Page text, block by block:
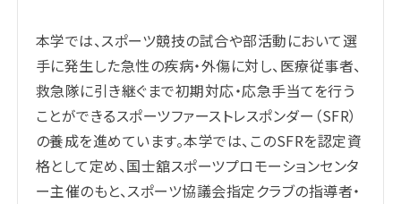
本学では、スポーツ競技の試合や部活動において選
手に発生した急性の疾病・外傷に対し、医療従事者、
救急隊に引き継ぐまで初期対応・応急手当てを行う
ことができるスポーツファーストレスポンダー（SFR）
の養成を進めています。本学では、このSFRを認定資
格として定め、国士舘スポーツプロモーションセンタ
ー主催のもと、スポーツ協議会指定クラブの指導者・